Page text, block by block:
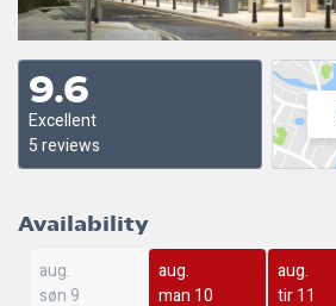
9.6
Excellent
5 reviews
Availability
aug.
søn 9
aug.
man 10
aug.
tir 11